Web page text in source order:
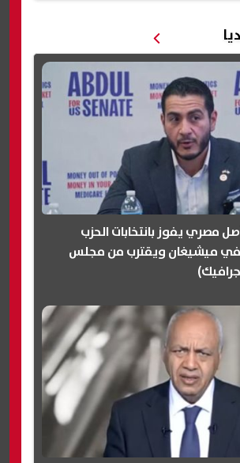
مصري يفوز بانتخابات الحزب
في ميشيغان ويقترب من مجلس